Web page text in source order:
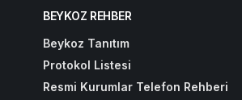
BEYKOZ REHBER
Beykoz Tanıtım
Protokol Listesi
Resmi Kurumlar Telefon Rehberi